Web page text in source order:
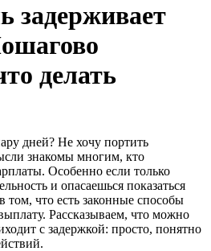
задерживает
делать
дней? Не хочу портить
знакомы многим, кто
Особенно если только
и опасаешься показаться
что есть законные способы
Рассказываем, что можно
с задержкой: просто, понятно